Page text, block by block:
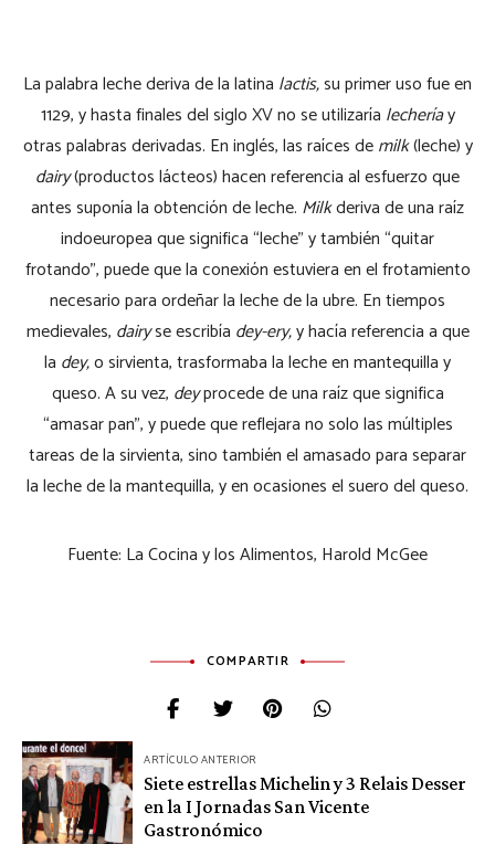
La palabra leche deriva de la latina lactis,su primer uso fue en
1129, y hasta finales del siglo XV no se utilizaría lecheríay
otras palabras derivadas. En inglés, las raíces demilk(leche) y
dairy(productos lácteos) hacen referencia al esfuerzo que
antes suponía la obtención de leche. Milkderiva de una raíz
indoeuropea que significa “leche” y también “quitar
frotando”, puede que la conexión estuviera en el frotamiento
necesario para ordeñar la leche de la ubre. En tiempos
medievales, dairyse escribía dey-ery,y hacía referencia a que
la dey,o sirvienta, trasformaba la leche en mantequilla y
queso. A su vez, deyprocede de una raíz que significa
“amasar pan”, y puede que reflejara no solo las múltiples
tareas de la sirvienta, sino también el amasado para separar
la leche de la mantequilla, y en ocasiones el suero del queso.
Fuente: La Cocina y los Alimentos, Harold McGee
COMPARTIR
Navegación
de
entradas
ARTÍCULO ANTERIOR
Siete estrellas Michelin y 3 Relais Desser
en la I Jornadas San Vicente
Gastronómico